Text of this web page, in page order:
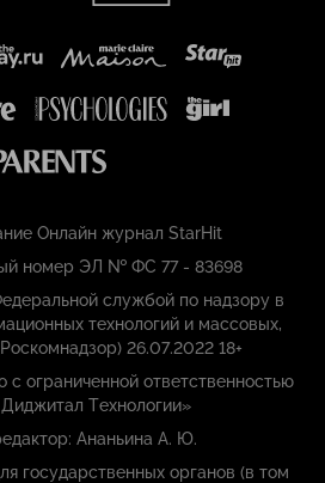
Онлайн журнал StarHit
номер ЭЛ № ФС 77 - 83698
службой по надзору в
технологий и массовых,
26.07.2022 18+
ограниченной ответственностью
Технологии»
Ананьина А. Ю.
государственных органов (в том